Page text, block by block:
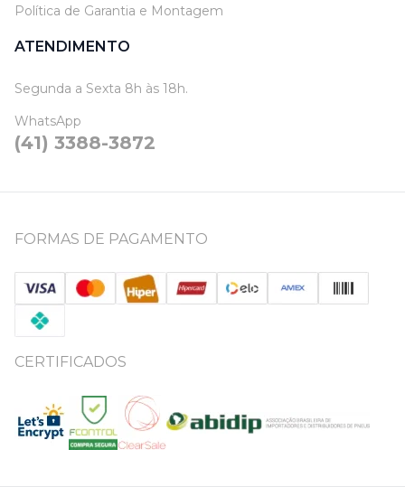
Política de Garantia e Montagem
ATENDIMENTO
Segunda a Sexta 8h às 18h.
WhatsApp
(41) 3388-3872
FORMAS DE PAGAMENTO
CERTIFICADOS